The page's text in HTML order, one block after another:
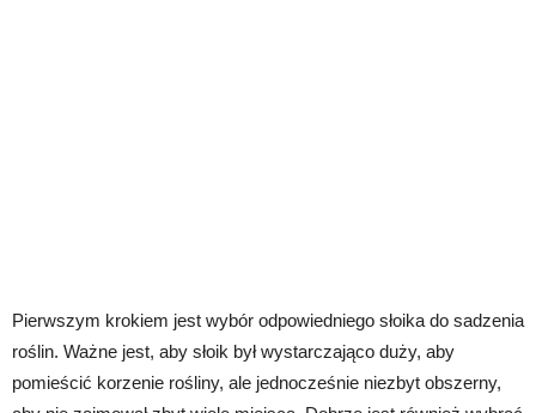
Pierwszym krokiem jest wybór odpowiedniego słoika do sadzenia
roślin. Ważne jest, aby słoik był wystarczająco duży, aby
pomieścić korzenie rośliny, ale jednocześnie niezbyt obszerny,